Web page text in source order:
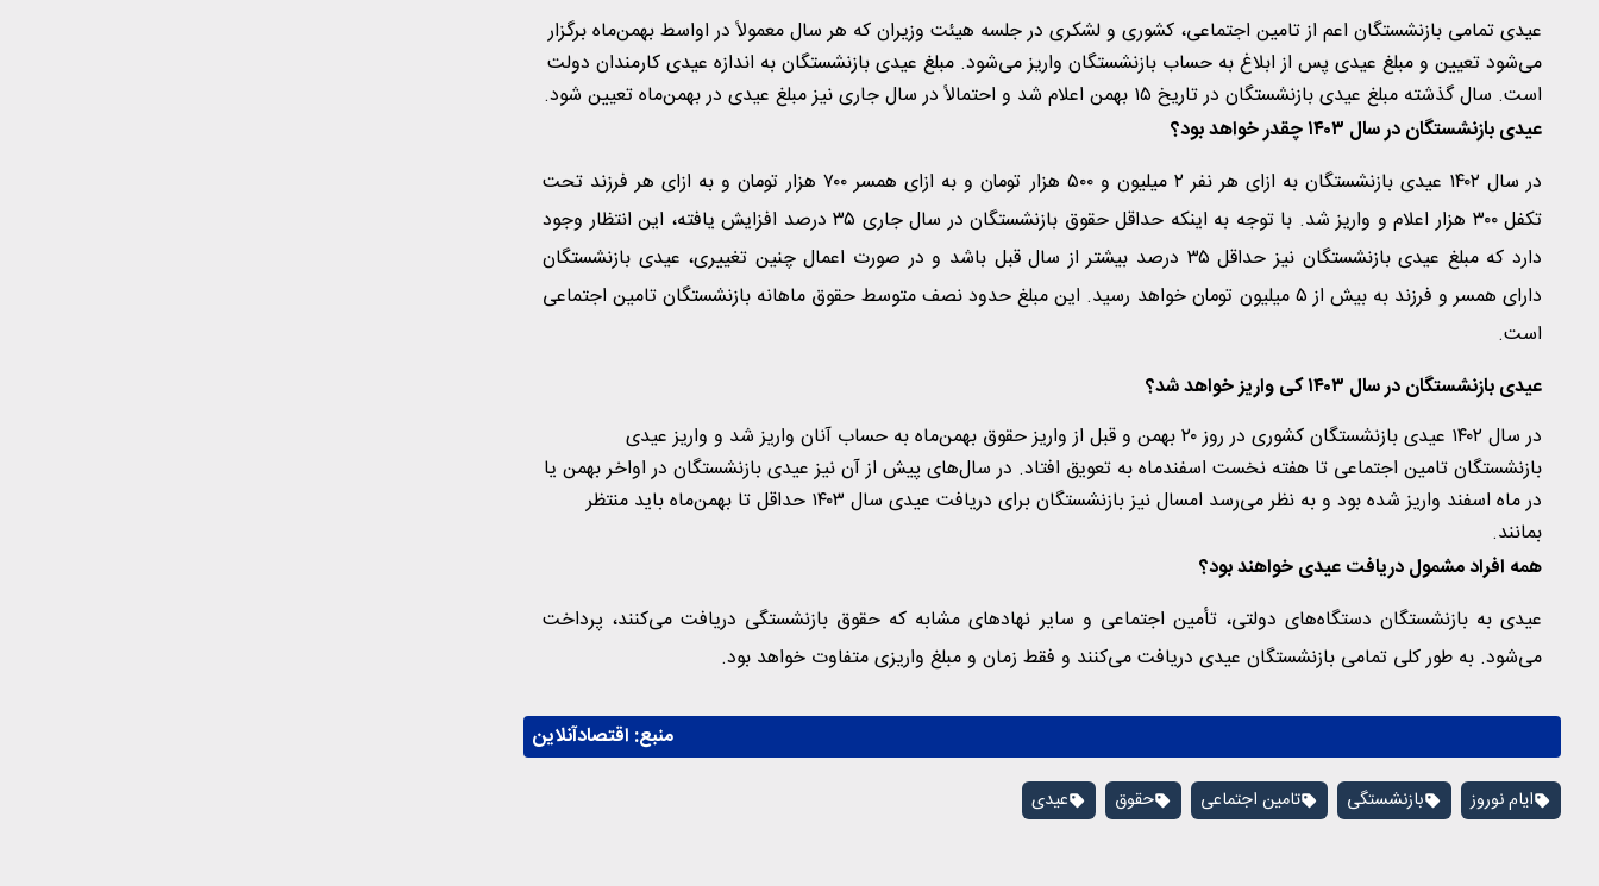
عیدی تمامی بازنشستگان اعم از تامین اجتماعی، کشوری و لشکری در جلسه هیئت وزیران که هر سال معمولاً در اواسط بهمن‌ماه برگزار
می‌شود تعیین و مبلغ عیدی پس از ابلاغ به حساب بازنشستگان واریز می‌شود. مبلغ عیدی بازنشستگان به اندازه عیدی کارمندان دولت
است. سال گذشته مبلغ عیدی بازنشستگان در تاریخ ۱۵ بهمن اعلام شد و احتمالاً در سال جاری نیز مبلغ عیدی در بهمن‌ماه تعیین شود.
عیدی بازنشستگان در سال ۱۴۰۳ چقدر خواهد بود؟
در سال ۱۴۰۲ عیدی بازنشستگان به ازای هر نفر ۲ میلیون و ۵۰۰ هزار تومان و به ازای همسر ۷۰۰ هزار تومان و به ازای هر فرزند تحت
تکفل ۳۰۰ هزار اعلام و واریز شد. با توجه به اینکه حداقل حقوق بازنشستگان در سال جاری ۳۵ درصد افزایش یافته، این انتظار وجود
دارد که مبلغ عیدی بازنشستگان نیز حداقل ۳۵ درصد بیشتر از سال قبل باشد و در صورت اعمال چنین تغییری، عیدی بازنشستگان
دارای همسر و فرزند به بیش از ۵ میلیون تومان خواهد رسید. این مبلغ حدود نصف متوسط حقوق ماهانه بازنشستگان تامین اجتماعی
است.
عیدی بازنشستگان در سال ۱۴۰۳ کی واریز خواهد شد؟
در سال ۱۴۰۲ عیدی بازنشستگان کشوری در روز ۲۰ بهمن و قبل از واریز حقوق بهمن‌ماه به حساب آنان واریز شد و واریز عیدی
بازنشستگان تامین اجتماعی تا هفته نخست اسفندماه به تعویق افتاد. در سال‌های پیش از آن نیز عیدی بازنشستگان در اواخر بهمن یا
در ماه اسفند واریز شده بود و به نظر می‌رسد امسال نیز بازنشستگان برای دریافت عیدی سال ۱۴۰۳ حداقل تا بهمن‌ماه باید منتظر
بمانند.
همه افراد مشمول دریافت عیدی خواهند بود؟
عیدی به بازنشستگان دستگاه‌های دولتی، تأمین اجتماعی و سایر نهادهای مشابه که حقوق بازنشستگی دریافت می‌کنند، پرداخت
می‌شود. به طور کلی تمامی بازنشستگان عیدی دریافت می‌کنند و فقط زمان و مبلغ واریزی متفاوت خواهد بود.
منبع: اقتصادآنلاین
ایام نوروز بازنشستگی تامین اجتماعی حقوق عیدی